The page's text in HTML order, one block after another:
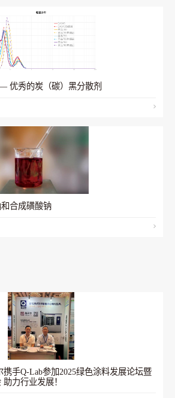
优秀的炭（碳）黑分散剂
合成磺酸钠
手Q-Lab参加2025绿色涂料发展论坛暨
力行业发展！